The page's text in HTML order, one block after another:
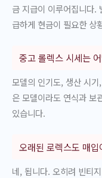
금 지급이 이루어집니다.
급하게 현금이 필요한 상
중고 롤렉스 시세는
모델의 인기도, 생산 시
은 모델이라도 연식과 보
있습니다.
오래된 로렉스도 매입
네, 됩니다. 오히려 빈티